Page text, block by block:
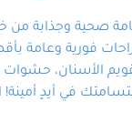
صحية وجذابة
فورية وعامة
حشوات
في أيدٍ أمينة!